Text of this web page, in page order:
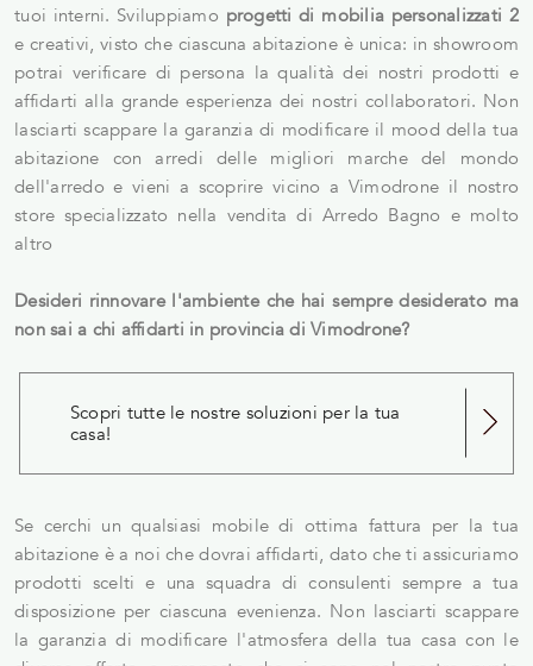
tuoi interni. Sviluppiamo progetti di mobilia personalizzati 2
e creativi, visto che ciascuna abitazione è unica: in showroom
potrai verificare di persona la qualità dei nostri prodotti e
affidarti alla grande esperienza dei nostri collaboratori. Non
lasciarti scappare la garanzia di modificare il mood della tua
abitazione con arredi delle migliori marche del mondo
dell'arredo e vieni a scoprire vicino a Vimodrone il nostro
store specializzato nella vendita di Arredo Bagno e molto
altro
Desideri rinnovare l'ambiente che hai sempre desiderato ma
non sai a chi affidarti in provincia di Vimodrone?
Scopri tutte le nostre soluzioni per la tua
casa!
Se cerchi un qualsiasi mobile di ottima fattura per la tua
abitazione è a noi che dovrai affidarti, dato che ti assicuriamo
prodotti scelti e una squadra di consulenti sempre a tua
disposizione per ciascuna evenienza. Non lasciarti scappare
la garanzia di modificare l'atmosfera della tua casa con le